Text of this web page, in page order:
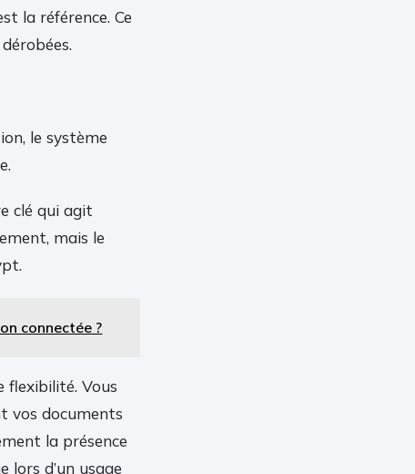
la référence. Ce
le système
clé qui agit
mais le
connectée ?
flexibilité. Vous
vos documents
la présence
lors d’un usage